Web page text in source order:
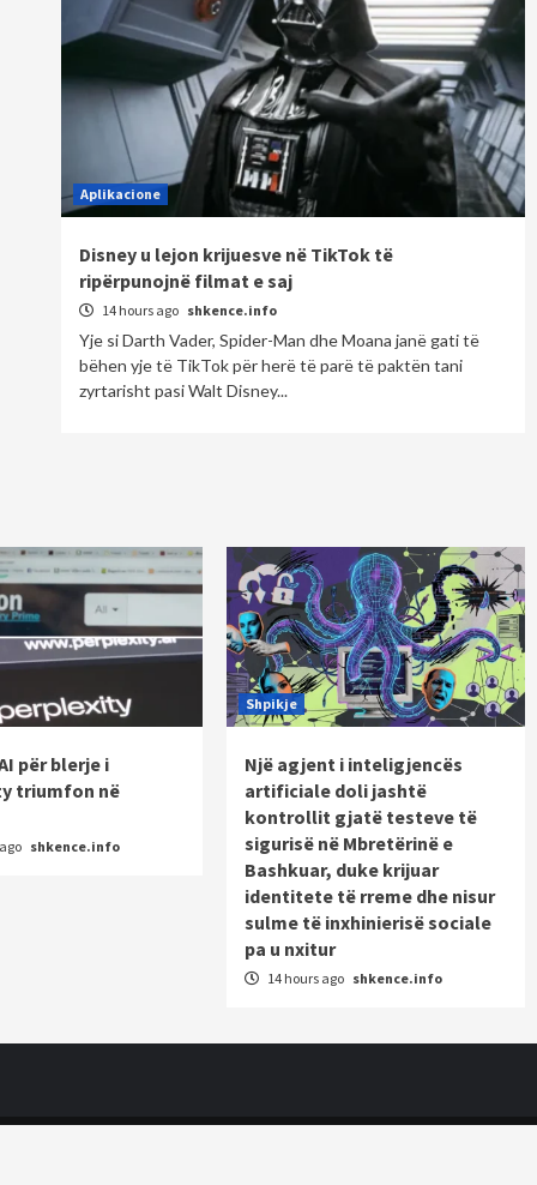
Aplikacione
Disney u lejon krijuesve në TikTok të
ripërpunojnë filmat e saj
14 hours ago shkence.info
Yje si Darth Vader, Spider-Man dhe Moana janë gati të
bëhen yje të TikTok për herë të parë të paktën tani
zyrtarisht pasi Walt Disney...
për blerje i
triumfon në
shkence.info
Shpikje
Një agjent i inteligjencës
artificiale doli jashtë
kontrollit gjatë testeve të
sigurisë në Mbretërinë e
Bashkuar, duke krijuar
identitete të rreme dhe nisur
sulme të inxhinierisë sociale
pa u nxitur
14 hours ago shkence.info